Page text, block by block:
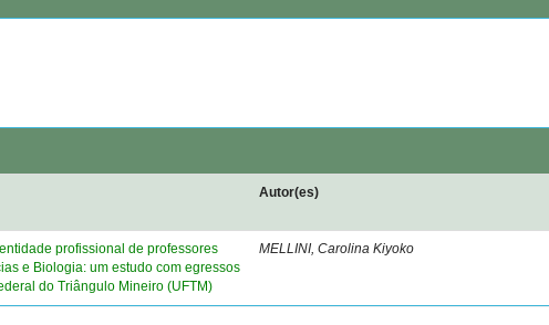
Autor(es)
profissional de professores
e Biologia: um estudo com egressos
do Triângulo Mineiro (UFTM)
MELLINI, Carolina Kiyoko